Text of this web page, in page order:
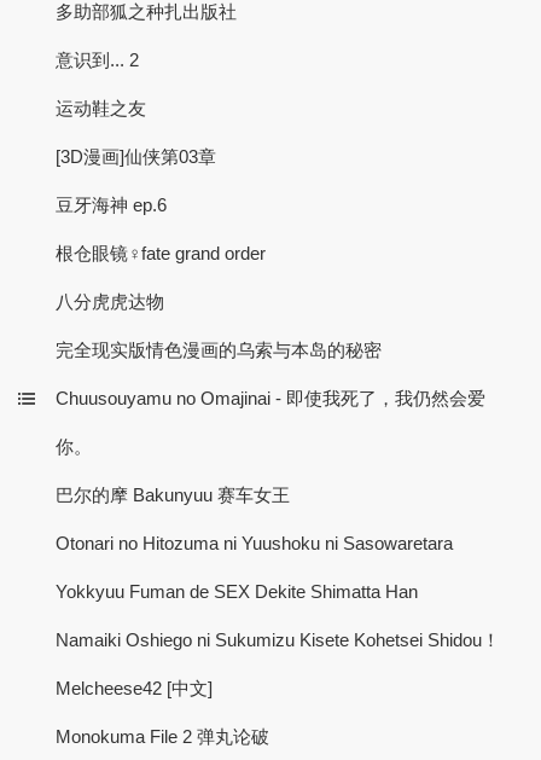
多助部狐之种扎出版社
意识到... 2
运动鞋之友
[3D漫画]仙侠第03章
豆牙海神 ep.6
根仓眼镜♀fate grand order
八分虎虎达物
完全现实版情色漫画的乌索与本岛的秘密
Chuusouyamu no Omajinai - 即使我死了，我仍然会爱
你。
巴尔的摩 Bakunyuu 赛车女王
Otonari no Hitozuma ni Yuushoku ni Sasowaretara
Yokkyuu Fuman de SEX Dekite Shimatta Han
Namaiki Oshiego ni Sukumizu Kisete Kohetsei Shidou！
Melcheese42 [中文]
Monokuma File 2 弹丸论破